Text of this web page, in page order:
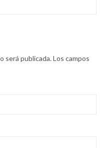
será publicada.Los campos